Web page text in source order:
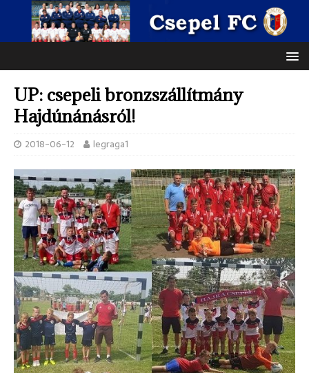
UP: csepeli bronzszállítmány
Hajdúnánásról!
2018-06-12 legraga1